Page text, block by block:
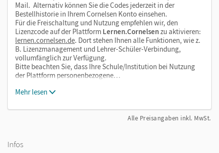
Mail. Alternativ können Sie die Codes jederzeit in der
Bestellhistorie in Ihrem Cornelsen Konto einsehen.
Für die Freischaltung und Nutzung empfehlen wir, den
Lizenzcode auf der Plattform Lernen.Cornelsenzu aktivieren:
lernen.cornelsen.de. Dort stehen Ihnen alle Funktionen, wie z.
B. Lizenzmanagement und Lehrer-Schüler-Verbindung,
vollumfänglich zur Verfügung.
Bitte beachten Sie, dass Ihre Schule/Institution bei Nutzung
der Plattform personenbezogene…
Mehr lesen
Alle Preisangaben inkl. MwSt.
Infos